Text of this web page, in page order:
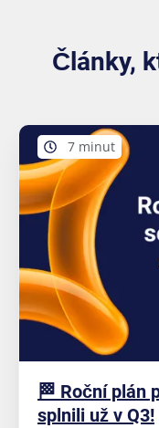
Články,
7 minut
🏁 Roční plán
splnili už v Q3!